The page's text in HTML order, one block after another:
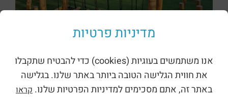
מתקני נינג’ה רוביניה
מדיניות פרטיות
אנו משתמשים בעוגיות (cookies) כדי להבטיח שתקבלו
את חווית הגלישה הטובה ביותר באתר שלנו. בגלישה
באתר זה, אתם מסכימים למדיניות הפרטיות שלנו. קראו